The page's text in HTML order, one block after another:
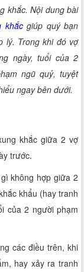
khắc. Nội dung bài
khắcgiúp quý bạn
lý. Trong khi đó vợ
ngày, tuổi của 2
ngũ quỷ, tuyệt
ngay bên dưới.
khắc giữa 2 vợ
trước.
không hợp giữa 2
khẩu (hay tranh
của 2 người phạm
các điều trên, khi
hay xảy ra tranh